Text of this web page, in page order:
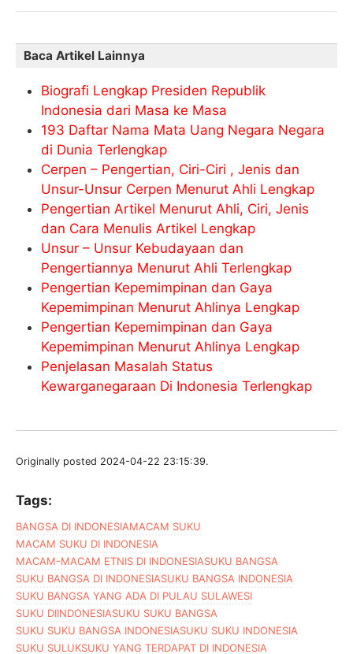
Baca Artikel Lainnya
Biografi Lengkap Presiden Republik
Indonesia dari Masa ke Masa
193 Daftar Nama Mata Uang Negara Negara
di Dunia Terlengkap
Cerpen – Pengertian, Ciri-Ciri , Jenis dan
Unsur-Unsur Cerpen Menurut Ahli Lengkap
Pengertian Artikel Menurut Ahli, Ciri, Jenis
dan Cara Menulis Artikel Lengkap
Unsur – Unsur Kebudayaan dan
Pengertiannya Menurut Ahli Terlengkap
Pengertian Kepemimpinan dan Gaya
Kepemimpinan Menurut Ahlinya Lengkap
Pengertian Kepemimpinan dan Gaya
Kepemimpinan Menurut Ahlinya Lengkap
Penjelasan Masalah Status
Kewarganegaraan Di Indonesia Terlengkap
Originally posted 2024-04-22 23:15:39.
Tags:
BANGSA DI INDONESIAMACAM SUKU
MACAM SUKU DI INDONESIA
MACAM-MACAM ETNIS DI INDONESIASUKU BANGSA
SUKU BANGSA DI INDONESIASUKU BANGSA INDONESIA
SUKU BANGSA YANG ADA DI PULAU SULAWESI
SUKU DIINDONESIASUKU SUKU BANGSA
SUKU SUKU BANGSA INDONESIASUKU SUKU INDONESIA
SUKU SULUKSUKU YANG TERDAPAT DI INDONESIA